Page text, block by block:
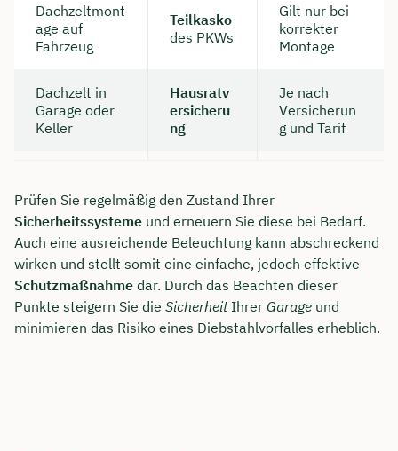
Dachzeltmont
age auf
Fahrzeug
Teilkasko
des PKWs
Gilt nur bei
korrekter
Montage
Dachzelt in
Garage oder
Keller
Hausratv
ersicheru
ng
Je nach
Versicherun
g und Tarif
Prüfen Sie regelmäßig den Zustand Ihrer
Sicherheitssysteme und erneuern Sie diese bei Bedarf.
Auch eine ausreichende Beleuchtung kann abschreckend
wirken und stellt somit eine einfache, jedoch effektive
Schutzmaßnahme dar. Durch das Beachten dieser
Punkte steigern Sie die SicherheitIhrer Garage und
minimieren das Risiko eines Diebstahlvorfalles erheblich.